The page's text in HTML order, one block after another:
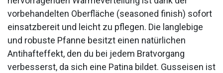
vorbehandelten Oberfläche (seasoned finish) sofort
einsatzbereit und leicht zu pflegen. Die langlebige
und robuste Pfanne besitzt einen natürlichen
Antihafteffekt, den du bei jedem Bratvorgang
verbesserst, da sich eine Patina bildet. Gusseisen ist